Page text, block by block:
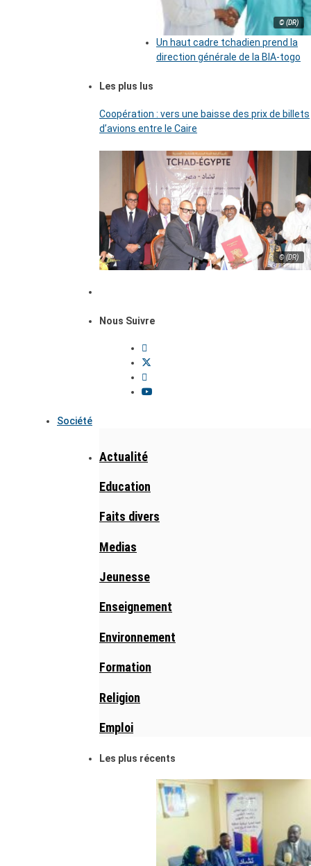
© (DR)
Un haut cadre tchadien prend la
direction générale de la BIA-togo
Les plus lus
Coopération : vers une baisse des prix de billets
d’avions entre le Caire
© (DR)
Nous Suivre
Société
Actualité
Education
Faits divers
Medias
Jeunesse
Enseignement
Environnement
Formation
Religion
Emploi
Les plus récents